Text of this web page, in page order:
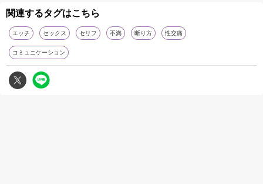
関連するタグはこちら
エッチ セックス セリフ 不満 断り方 性交痛
コミュニケーション